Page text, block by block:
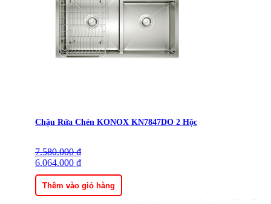
Chậu Rửa Chén KONOX KN7847DO 2 Hộc
7.580.000₫
Giá
gốc
là:
7.580.000 ₫.
6.064.000 ₫
Giá
hiện
tại
là:
6.064.000 ₫.
Thêm vào giỏ hàng